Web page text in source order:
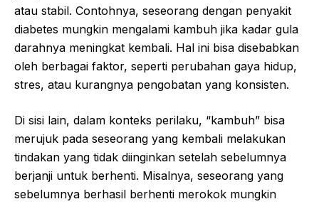
atau stabil. Contohnya, seseorang dengan penyakit
diabetes mungkin mengalami kambuh jika kadar gula
darahnya meningkat kembali. Hal ini bisa disebabkan
oleh berbagai faktor, seperti perubahan gaya hidup,
stres, atau kurangnya pengobatan yang konsisten.
Di sisi lain, dalam konteks perilaku, “kambuh” bisa
merujuk pada seseorang yang kembali melakukan
tindakan yang tidak diinginkan setelah sebelumnya
berjanji untuk berhenti. Misalnya, seseorang yang
sebelumnya berhasil berhenti merokok mungkin